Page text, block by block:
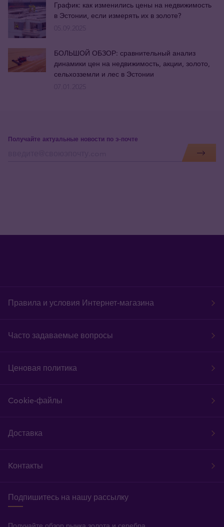
График: как изменились цены на недвижимость
в Эстонии, если измерять их в золоте?
05.09.2025
БОЛЬШОЙ ОБЗОР: сравнительный анализ
динамики цен на недвижимость, акции, золото,
сельхозземли и лес в Эстонии
07.01.2025
Получайте актуальные новости по э-почте
Правила и условия Интернет-магазина
Часто задаваемые вопросы
Ценовая политика
Cookie-файлы
Доставка
Kонтакты
Подпишитесь на нашу рассылку